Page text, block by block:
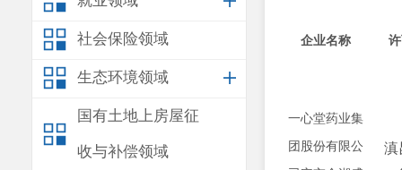
社会保险领域
生态环境领域
国有土地上房屋征
收与补偿领域
企业名称
一心堂药业集
团股份有限公
滇